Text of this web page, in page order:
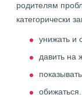
родителям
категорически
унижать и
давить на
обижаться.